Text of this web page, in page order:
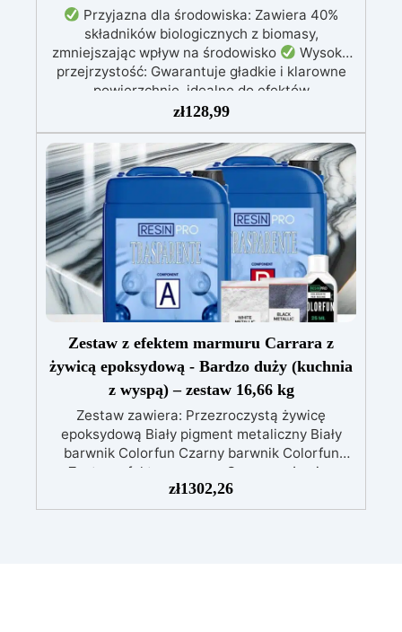
Przyjazna dla środowiska: Zawiera 40%
składników biologicznych z biomasy,
zmniejszając wpływ na środowisko
Wysoka
przejrzystość: Gwarantuje gładkie i klarowne
powierzchnie, idealne do efektów
Wytrzymała i stabilna:
Ochrona przed promieniowaniem UV, wilgocią i
zwiększona odporność mechaniczna
Łatwa
w użyciu: Niska reakcja egzotermiczna
umożliwia zalewy do 1 cm, zapobiegając
żółknięciu i przegrzewaniu
Szerokie
zastosowanie: Nadaje się do powłok stołów, tac
i małych dzieł sztuki
zł128,99
Zestaw z efektem marmuru Carrara z
żywicą epoksydową - Bardzo duży (kuchnia
z wyspą) – zestaw 16,66 kg
Zestaw zawiera: Przezroczystą żywicę
epoksydową Biały pigment metaliczny Biały
barwnik Colorfun Czarny barwnik Colorfun
Zestaw efektu marmuru Carrara z żywicą
epoksydową to innowacyjny produkt
zaprojektowany, aby nadać Twoim blatom
zł1302,26